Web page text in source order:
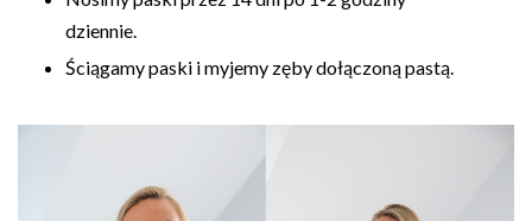
dziennie.
Ściągamy paski i myjemy zęby dołączoną pastą.